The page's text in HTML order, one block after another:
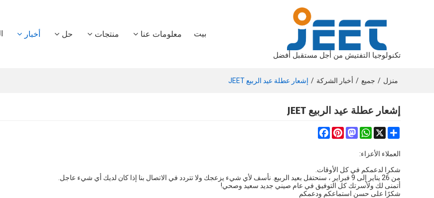
تكنولوجيا التفتيش من أجل مستقبل أفضل
بيت معلومات عنا منتجات حل أخبار
منزل / جميع / أخبار الشركة / إشعار عطلة عيد الربيع JEET
إشعار عطلة عيد الربيع JEET
Share
FacebookPinterest
Mastodon
WhatsApp X
العملاء الأعزاء:
شكرا لدعمكم في كل الأوقات.
من 26 يناير إلى 9 فبراير ، سنحتفل بعيد الربيع. نأسف لأي شيء يزعجك ولا تتردد في الاتصال بنا إذا كان لديك أي شيء عاجل.
أتمنى لك ولأسرتك كل التوفيق في عام صيني جديد سعيد وصحي!
شكرًا على حسن استماعكم ودعمكم